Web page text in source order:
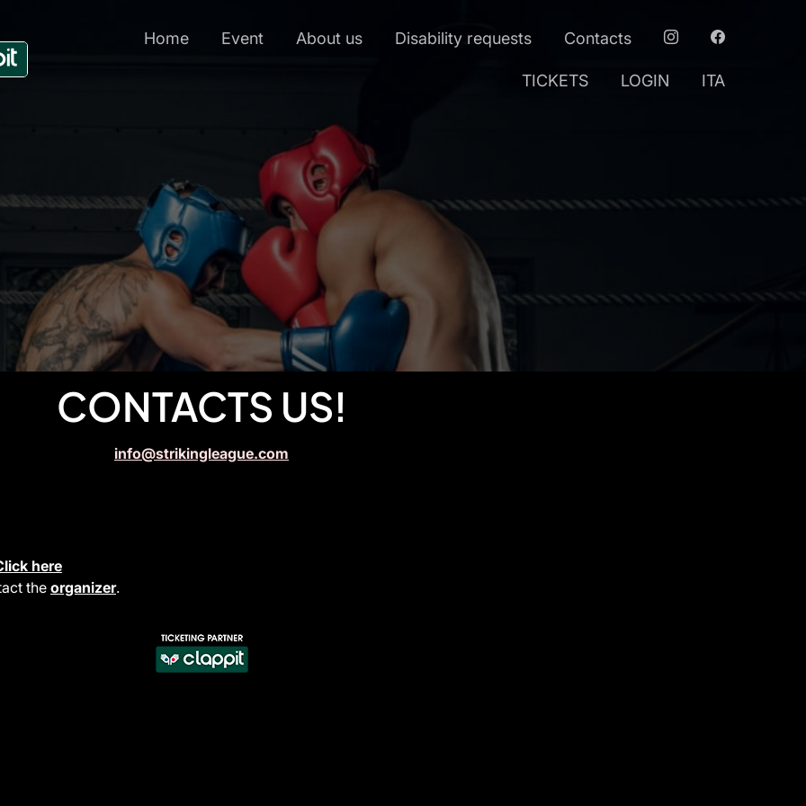
TICKETS LOGIN ITA
Home Event About us Disability requests Contacts
CONTACTS US!
info@strikingleague.com
here
the organizer.